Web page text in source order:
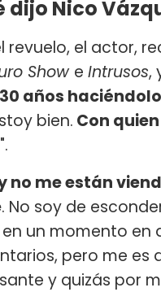
dijo Nico
revuelo, el actor,
Show e Intrusos,
años haciéndolo
bien. Con
".
no me están
. No soy de
un momento en
pero me es
y quizás por